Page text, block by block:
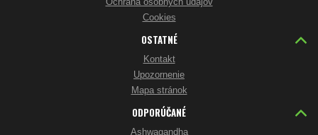
Cookies
OSTATNÉ
Kontakt
Upozornenie
Mapa stránok
ODPORÚČANÉ
Ashwagandha